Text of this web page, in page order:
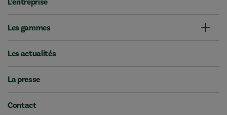
Les gammes
Les actualités
La presse
Contact